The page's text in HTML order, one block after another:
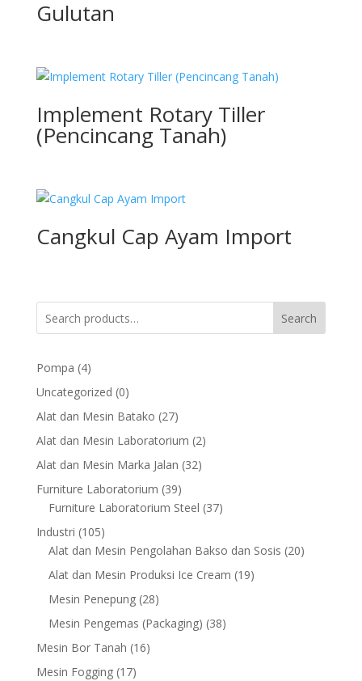
Gulutan
Implement Rotary Tiller
(Pencincang Tanah)
Cangkul Cap Ayam Import
Search
Pompa 44
products
Uncategorized 00
products
Alat dan Mesin Batako 2727
products
Alat dan Mesin Laboratorium 22
Alat dan Mesin Marka Jalan 3232
Furniture Laboratorium 3939
products
Furniture Laboratorium Steel 3737
Industri 105105
products
Alat dan Mesin Pengolahan Bakso dan Sosis 2020
Alat dan Mesin Produksi Ice Cream 1919
Mesin Penepung 2828
products
Mesin Pengemas (Packaging) 3838
Mesin Bor Tanah 1616
Mesin Fogging 1717